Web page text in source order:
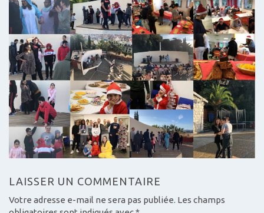
g
a
t
i
o
n
LAISSER UN COMMENTAIRE
Votre adresse e-mail ne sera pas publiée. Les champs